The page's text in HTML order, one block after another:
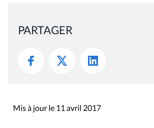
PARTAGER
Mis à jour le 11 avril 2017